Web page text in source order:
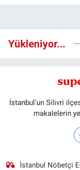
Yükleniyor...
İstanbul'un Silivri
makalelerin
İstanbul Nöbetçi